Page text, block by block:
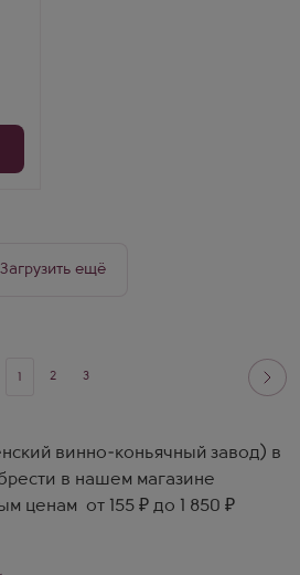
Загрузить ещё
2 3
винно-коньячный завод) в
в нашем магазине
ценам от 155 ₽ до 1 850 ₽